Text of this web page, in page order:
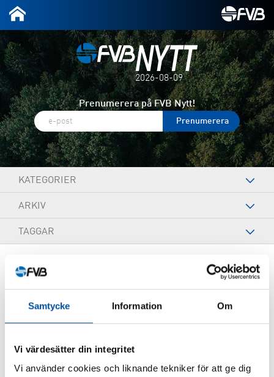
Samtycke Information Om
Vi värdesätter din integritet
Vi använder cookies och liknande tekniker för att ge dig
2026-08-09
Prenumerera på FVB Nytt!
KATEGORIER
ARKIV
TAGGAR
Karri Ahokas
DELA